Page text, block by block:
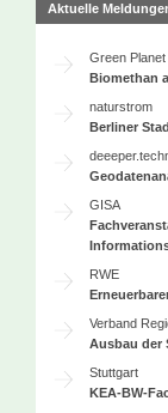
Aktuelle
Green
Biomethan
naturstrom
Berliner
GISA
RWE
Verband
Ausbau der
Stuttgart
KEA-BW-